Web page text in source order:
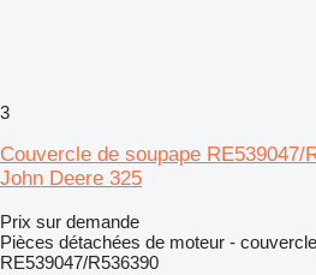
3
Couvercle de soupape RE539047/
John Deere 325
Prix sur demande
Pièces détachées de moteur -
RE539047/R536390